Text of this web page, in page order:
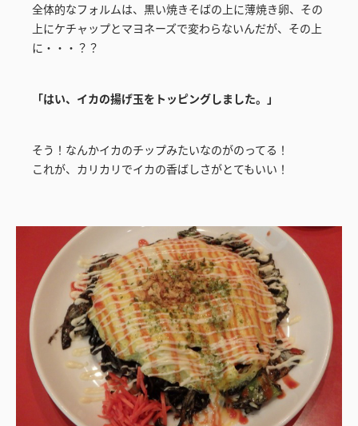
全体的なフォルムは、黒い焼きそばの上に薄焼き卵、その
上にケチャップとマヨネーズで変わらないんだが、その上
に・・・？？
「はい、イカの揚げ玉をトッピングしました。」
そう！なんかイカのチップみたいなのがのってる！
これが、カリカリでイカの香ばしさがとてもいい！